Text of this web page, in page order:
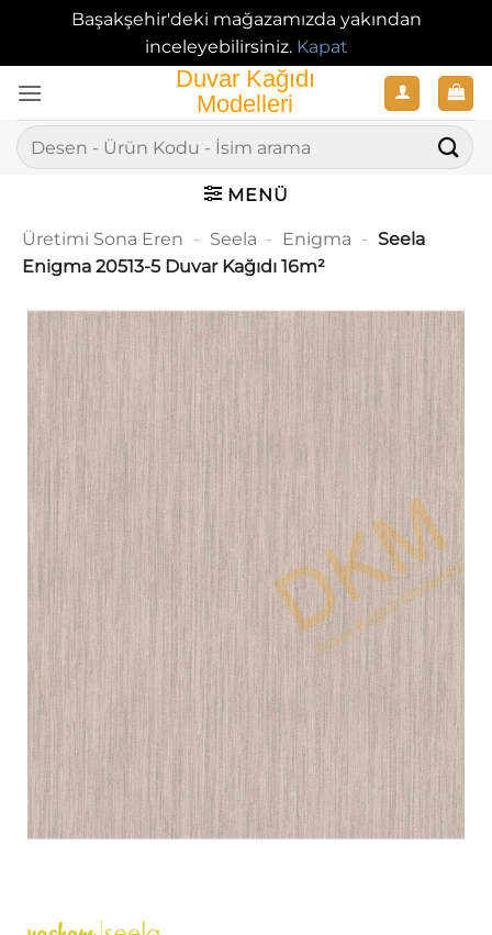
Başakşehir'deki mağazamızda yakından
inceleyebilirsiniz. Kapat
atla
Ara:
MENÜ
Üretimi Sona Eren - Seela - Enigma - Seela
Enigma 20513-5 Duvar Kağıdı 16m²